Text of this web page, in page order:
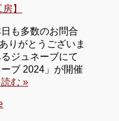
】
も多数のお問合
りがとうございま
ジュネーブにて
ブ 2024」が開催
む »